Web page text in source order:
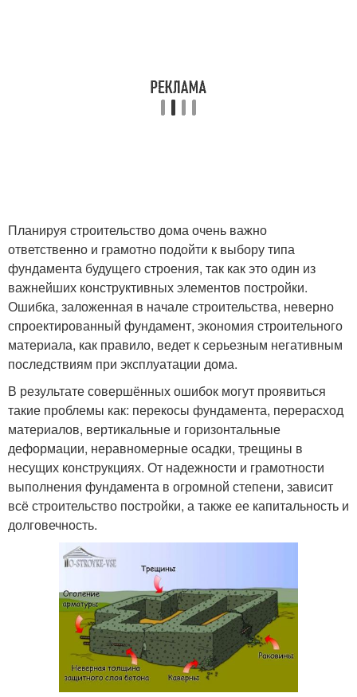
Планируя строительство дома очень важно
ответственно и грамотно подойти к выбору типа
фундамента будущего строения, так как это один из
важнейших конструктивных элементов постройки.
Ошибка, заложенная в начале строительства, неверно
спроектированный фундамент, экономия строительного
материала, как правило, ведет к серьезным негативным
последствиям при эксплуатации дома.
В результате совершённых ошибок могут проявиться
такие проблемы как: перекосы фундамента, перерасход
материалов, вертикальные и горизонтальные
деформации, неравномерные осадки, трещины в
несущих конструкциях. От надежности и грамотности
выполнения фундамента в огромной степени, зависит
всё строительство постройки, а также ее капитальность и
долговечность.